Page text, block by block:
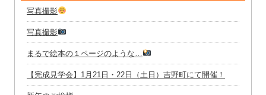
写真撮影
写真撮影
まるで絵本の１ページのような…
【完成見学会】1月21日・22日（土日）吉野町にて開催！